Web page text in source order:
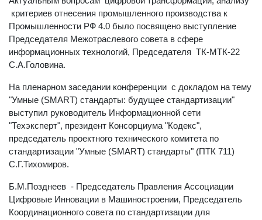
Актуальным вопросам цифровой трансформации, анализу
критериев отнесения промышленного производства к
Промышленности РФ 4.0 было посвящено выступление
Председателя Межотраслевого совета в сфере
информационных технологий, Председателя ТК-МТК-22
На пленарном заседании конференции с докладом на тему
"Умные (SMART) стандарты: будущее стандартизации"
выступил руководитель Информационной сети
"Техэксперт", президент Консорциума "Кодекс",
председатель проектного технического комитета по
стандартизации "Умные (SMART) стандарты" (ПТК 711)
Б.М.Позднеев - Председатель Правления Ассоциации
Цифровые Инновации в Машиностроении, Председатель